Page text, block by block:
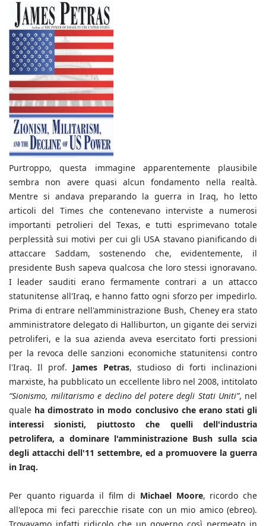
Purtroppo, questa immagine apparentemente plausibile
sembra non avere quasi alcun fondamento nella realtà.
Mentre si andava preparando la guerra in Iraq, ho letto
articoli del Times che contenevano interviste a numerosi
importanti petrolieri del Texas, e tutti esprimevano totale
perplessità sui motivi per cui gli USA stavano pianificando di
attaccare Saddam, sostenendo che, evidentemente, il
presidente Bush sapeva qualcosa che loro stessi ignoravano.
I leader sauditi erano fermamente contrari a un attacco
statunitense all'Iraq, e hanno fatto ogni sforzo per impedirlo.
Prima di entrare nell'amministrazione Bush, Cheney era stato
amministratore delegato di Halliburton, un gigante dei servizi
petroliferi, e la sua azienda aveva esercitato forti pressioni
per la revoca delle sanzioni economiche statunitensi contro
l'Iraq. Il prof. James Petras, studioso di forti inclinazioni
marxiste, ha pubblicato un eccellente libro nel 2008, intitolato
“Sionismo, militarismo e declino del potere degli Stati Uniti”, nel
quale ha dimostrato in modo conclusivo che erano stati gli
interessi sionisti, piuttosto che quelli dell'industria
petrolifera, a dominare l'amministrazione Bush sulla scia
degli attacchi dell'11 settembre, ed a promuovere la guerra
in Iraq.
Per quanto riguarda il film di Michael Moore, ricordo che
all'epoca mi feci parecchie risate con un mio amico (ebreo).